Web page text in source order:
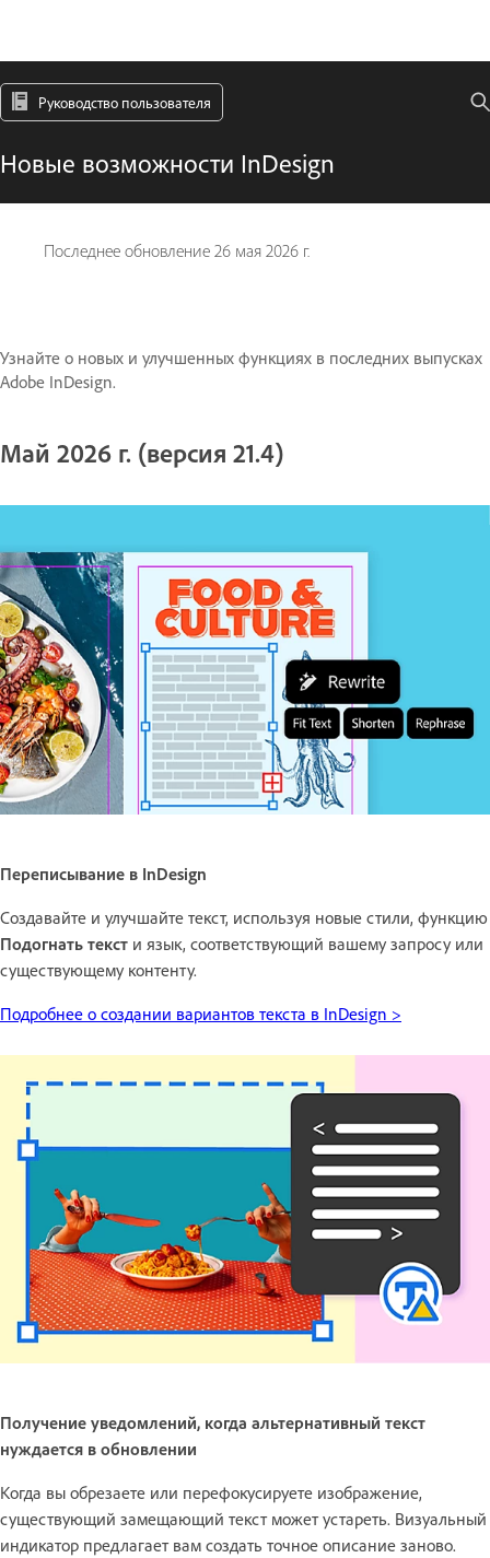
Руководство пользователя
Новые возможности InDesign
Последнее обновление 26 мая 2026 г.
Узнайте о новых и улучшенных функциях в последних выпусках
Adobe InDesign.
Май 2026 г. (версия 21.4)
Переписывание в InDesign
Создавайте и улучшайте текст, используя новые стили, функцию
Подогнать текст и язык, соответствующий вашему запросу или
существующему контенту.
Подробнее о создании вариантов текста в InDesign >
Получение уведомлений, когда альтернативный текст
нуждается в обновлении
Когда вы обрезаете или перефокусируете изображение,
существующий замещающий текст может устареть. Визуальный
индикатор предлагает вам создать точное описание заново.